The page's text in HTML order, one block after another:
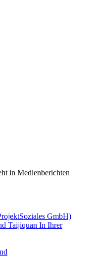
in Medienberichten
GmbH)
Taijiquan In Ihrer